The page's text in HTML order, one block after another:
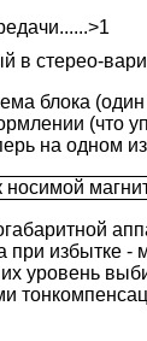
в стерео-
блока
(что
на одном
при избытке -
уровень